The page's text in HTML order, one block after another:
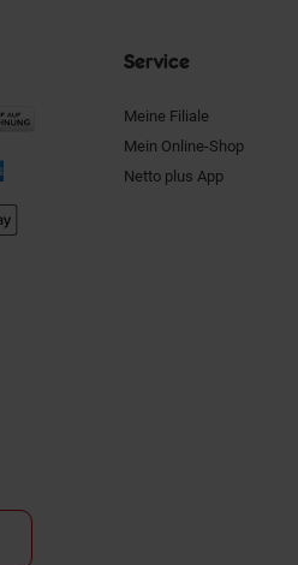
Service
Meine Filiale
Mein Online-Shop
Netto plus App